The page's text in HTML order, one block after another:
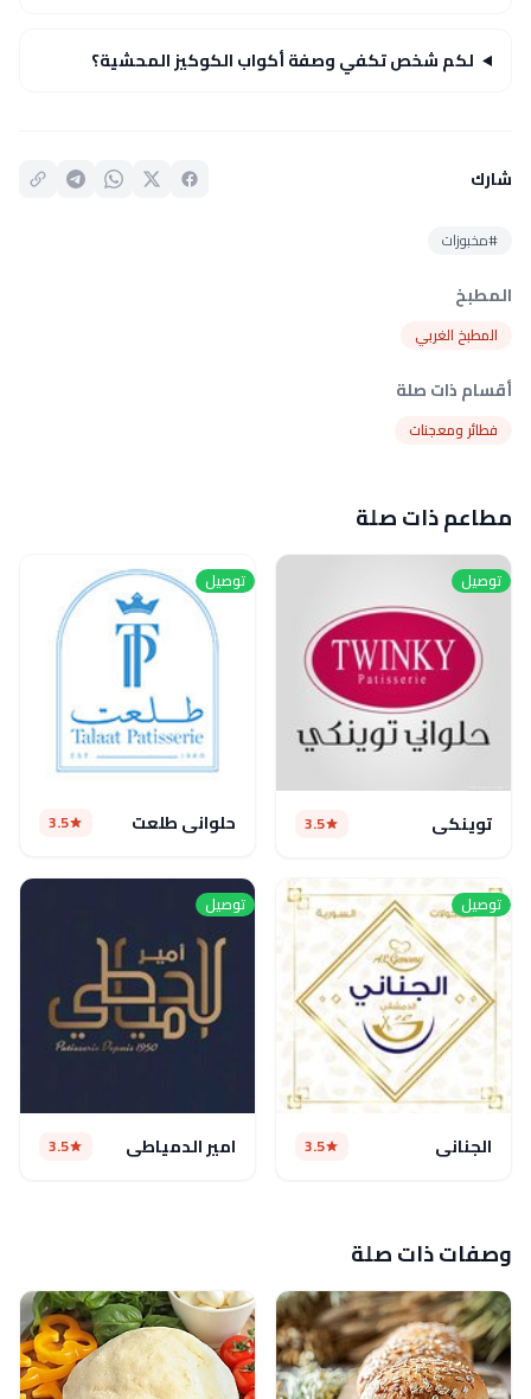
لكم شخص تكفي وصفة أكواب الكوكيز المحشية؟
شارك
#مخبوزات
المطبخ
المطبخ الغربي
أقسام ذات صلة
فطائر ومعجنات
مطاعم ذات صلة
توصيل
توينكي 3.5
توصيل
حلواني طلعت 3.5
توصيل
الجناني 3.5
توصيل
امير الدمياطي 3.5
وصفات ذات صلة